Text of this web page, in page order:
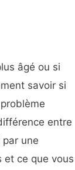
âgé ou si
savoir si
entre
une
et ce que vous